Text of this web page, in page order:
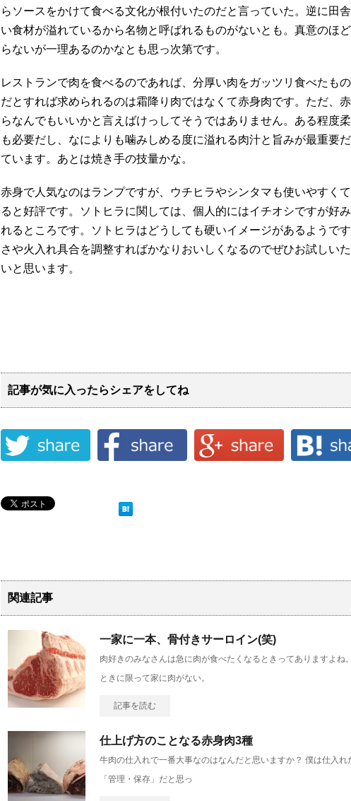
らソースをかけて食べる文化が根付いたのだと言っていた。逆に田
い食材が溢れているから名物と呼ばれるものがないとも。真意のほ
らないが一理あるのかなとも思っ次第です。
レストランで肉を食べるのであれば、分厚い肉をガッツリ食べたもの
だとすれば求められるのは霜降り肉ではなくて赤身肉です。ただ、
らなんでもいいかと言えばけっしてそうではありません。ある程度
も必要だし、なによりも噛みしめる度に溢れる肉汁と旨みが最重要だ
ています。あとは焼き手の技量かな。
赤身で人気なのはランプですが、ウチヒラやシンタマも使いやすく
ると好評です。ソトヒラに関しては、個人的にはイチオシですが好
れるところです。ソトヒラはどうしても硬いイメージがあるようで
さや火入れ具合を調整すればかなりおいしくなるのでぜひお試しい
いと思います。
記事が気に入ったらシェアをしてね
関連記事
一家に一本、骨付きサーロイン(笑)
肉好きのみなさんは急に肉が食べたくなるときってありますよね
ときに限って家に肉がない。
記事を読む
仕上げ方のことなる赤身肉3種
牛肉の仕入れで一番大事なのはなんだと思いますか？ 僕は仕入れ
「管理・保存」だと思っ